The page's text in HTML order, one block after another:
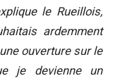
le Rueillois,
ardemment
ouverture sur le
je devienne un